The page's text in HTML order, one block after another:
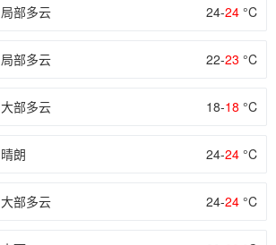
局部多云 24-24 °C
局部多云 22-23 °C
大部多云 18-18 °C
晴朗 24-24 °C
大部多云 24-24 °C